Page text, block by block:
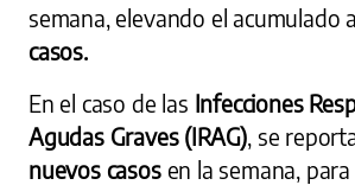
semana, elevando el acumulado
casos.
En el caso de las Infecciones
Agudas Graves (IRAG) , se
nuevos casos en la semana,